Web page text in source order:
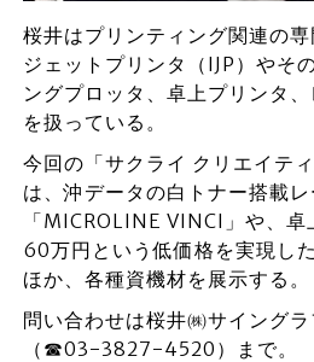
桜井はプリンティング関連の
ジェットプリンタ（IJP）やそ
ングプロッタ、卓上プリンタ
を扱っている。
今回の「サクライ クリエイテ
は、沖データの白トナー搭載
「MICROLINE VINCI」や、
60万円という低価格を実現し
ほか、各種資機材を展示する。
問い合わせは桜井㈱サイング
（☎03-3827-4520）まで。